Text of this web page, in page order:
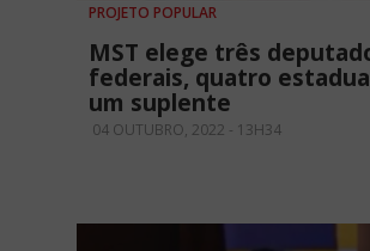
PROJETO POPULAR
MST elege três
federais, quatro
um suplente
04 OUTUBRO, 2022 - 13H34